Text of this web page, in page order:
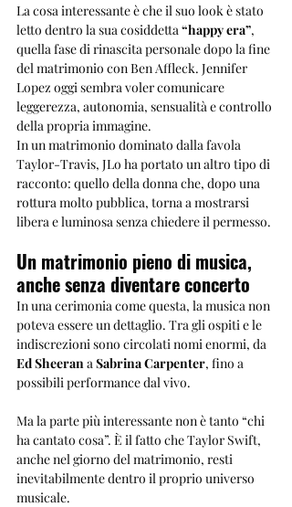
La cosa interessante è che il suo look è stato
letto dentro la sua cosiddetta “happy era”,
quella fase di rinascita personale dopo la fine
del matrimonio con Ben Affleck. Jennifer
Lopez oggi sembra voler comunicare
leggerezza, autonomia, sensualità e controllo
della propria immagine.
In un matrimonio dominato dalla favola
Taylor-Travis, JLo ha portato un altro tipo di
racconto: quello della donna che, dopo una
rottura molto pubblica, torna a mostrarsi
libera e luminosa senza chiedere il permesso.
Un matrimonio pieno di musica,
anche senza diventare concerto
In una cerimonia come questa, la musica non
poteva essere un dettaglio. Tra gli ospiti e le
indiscrezioni sono circolati nomi enormi, da
Ed Sheeran a Sabrina Carpenter, fino a
possibili performance dal vivo.
Ma la parte più interessante non è tanto “chi
ha cantato cosa”. È il fatto che Taylor Swift,
anche nel giorno del matrimonio, resti
inevitabilmente dentro il proprio universo
musicale.